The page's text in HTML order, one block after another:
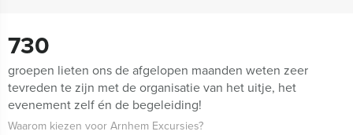
730
groepen lieten ons de afgelopen maanden weten zeer
tevreden te zijn met de organisatie van het uitje, het
evenement zelf én de begeleiding!
Waarom kiezen voor Arnhem Excursies?